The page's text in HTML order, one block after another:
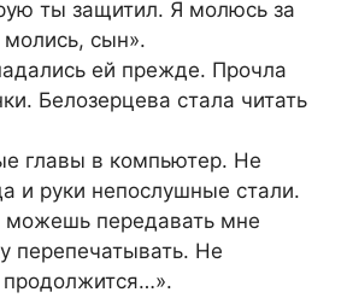
ты защитил. Я молюсь за
сын».
ей прежде. Прочла
Белозерцева стала читать
главы в компьютер. Не
и руки непослушные стали.
можешь передавать мне
перепечатывать. Не
продолжится…».